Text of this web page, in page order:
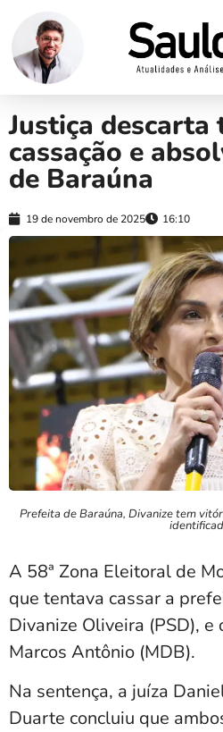
Justiça
cassação e
de Baraúna
19 de novembro de 2025 16:10
Prefeita de Baraúna, Divanize tem
A 58ª Zona Eleitoral de
que tentava cassar a
Divanize Oliveira (PSD),
Marcos Antônio (MDB).
Na sentença, a juíza
Duarte concluiu que